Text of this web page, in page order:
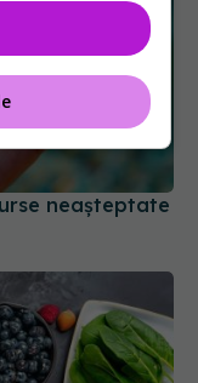
neașteptate